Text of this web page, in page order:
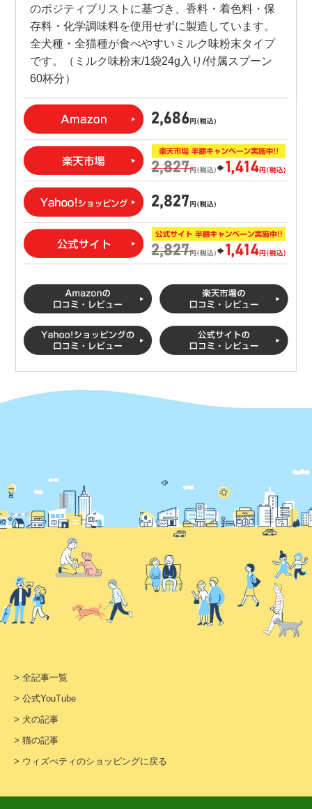
のポジティブリストに基づき、香料・着色料・保
存料・化学調味料を使用せずに製造しています。
全犬種・全猫種が食べやすいミルク味粉末タイプ
です。（ミルク味粉末/1袋24g入り/付属スプーン
60杯分）
> 全記事一覧
> 公式YouTube
> 犬の記事
> 猫の記事
> ウィズぺティのショッピングに戻る